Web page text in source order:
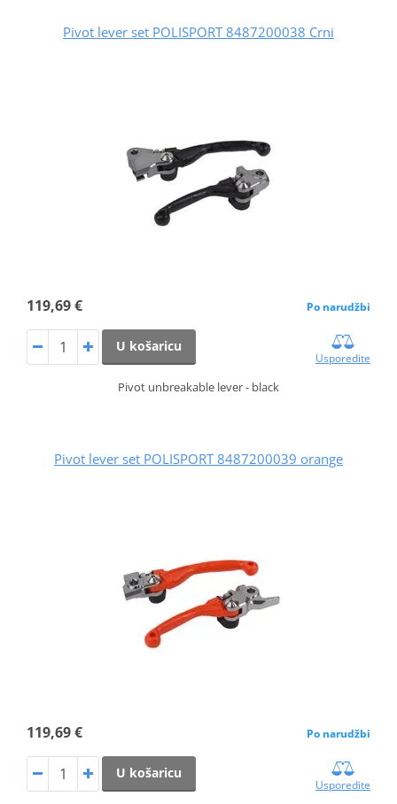
Pivot lever set POLISPORT 8487200038 Crni
119,69 € Po narudžbi
U košaricu
Usporedite
Pivot unbreakable lever - black
Pivot lever set POLISPORT 8487200039 orange
119,69 € Po narudžbi
U košaricu
Usporedite